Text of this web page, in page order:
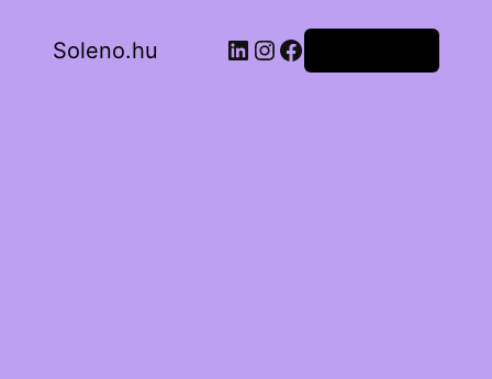
Soleno.hu LinkedIn
Instagram
Facebook